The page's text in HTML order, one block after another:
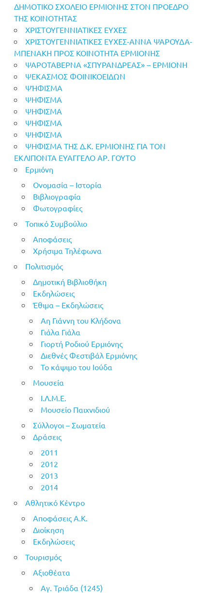
ΔΗΜΟΤΙΚΟ ΣΧΟΛΕΙΟ ΕΡΜΙΟΝΗΣ ΣΤΟΝ ΠΡΟΕΔΡΟ
ΤΗΣ ΚΟΙΝΟΤΗΤΑΣ
ΧΡΙΣΤΟΥΓΕΝΝΙΑΤΙΚΕΣ ΕΥΧΕΣ
ΧΡΙΣΤΟΥΓΕΝΝΙΑΤΙΚΕΣ ΕΥΧΕΣ-ΑΝΝΑ ΨΑΡΟΥΔΑ-
ΜΠΕΝΑΚΗ ΠΡΟΣ ΚΟΙΝΟΤΗΤΑ ΕΡΜΙΟΝΗΣ
ΨΑΡΟΤΑΒΕΡΝΑ «ΣΠΥΡΑΝΔΡΕΑΣ» – ΕΡΜΙΟΝΗ
ΨΕΚΑΣΜΟΣ ΦΟΙΝΙΚΟΕΙΔΩΝ
ΨΉΦΙΣΜΑ
ΨΗΦΙΣΜΑ
ΨΗΦΙΣΜΑ
ΨΗΦΙΣΜΑ
ΨΗΦΙΣΜΑ
ΨΗΦΙΣΜΑ ΤΗΣ Δ.Κ. ΕΡΜΙΟΝΗΣ ΓΙΑ ΤΟΝ
ΕΚΛΙΠΟΝΤΑ ΕΥΑΓΓΕΛΟ ΑΡ. ΓΟΥΤΟ
Ερμιόνη
Ονομασία – Ιστορία
Βιβλιογραφία
Φωτογραφίες
Τοπικό Συμβούλιο
Αποφάσεις
Χρήσιμα Τηλέφωνα
Πολιτισμός
Δημοτική Βιβλιοθήκη
Εκδηλώσεις
Έθιμα – Εκδηλώσεις
Αη Γιάννη του Κλήδονα
Γιάλα Γιάλα
Γιορτή Ροδιού Ερμιόνης
Διεθνές Φεστιβάλ Ερμιόνης
Το κάψιμο του Ιούδα
Μουσεία
Ι.Λ.Μ.Ε.
Μουσείο Παιχνιδιού
Σύλλογοι – Σωματεία
Δράσεις
2011
2012
2013
2014
Αθλητικό Κέντρο
Αποφάσεις Α.Κ.
Διοίκηση
Εκδηλώσεις
Τουρισμός
Αξιοθέατα
Αγ. Τριάδα (1245)